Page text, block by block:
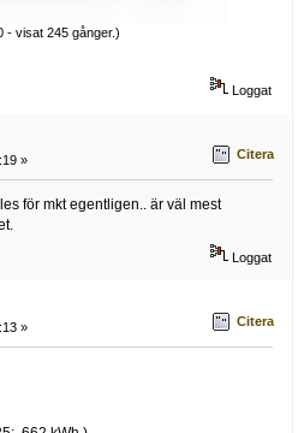
- visat 245 gånger.)
Loggat
» Citera
för mkt egentligen.. är väl mest
Loggat
» Citera